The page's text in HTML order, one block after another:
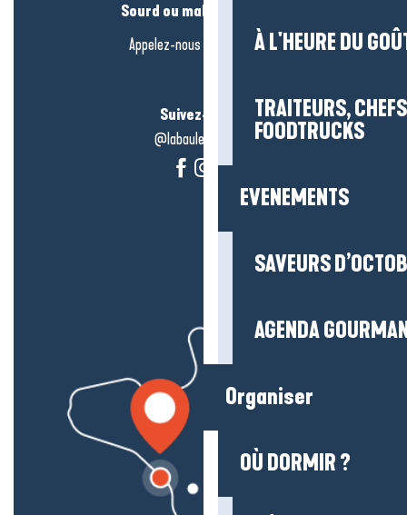
À L'HEURE DU
TRAITEURS,
FOODTRUCKS
EVENEMENTS
SAVEURS
AGENDA
Organiser
OÙ DORMIR ?
Sourd ou malentendant ?
Appelez-nous en
cliquant-ici
Suivez-nous !
@labauleguérande